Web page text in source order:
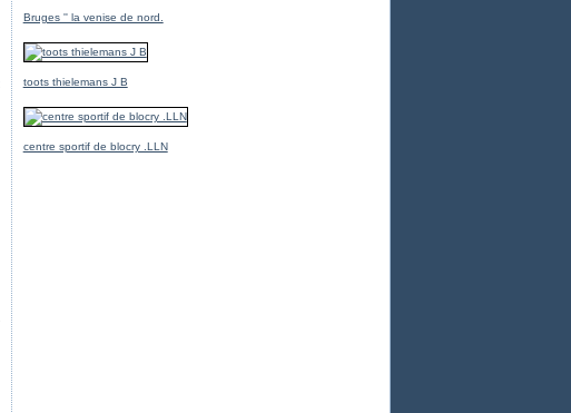
Bruges '' la venise de nord.
toots thielemans J B
centre sportif de blocry .LLN